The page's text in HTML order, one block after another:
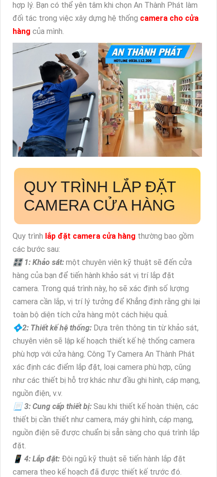
hợp lý. Bạn có thể yên tâm khi chọn An Thành Phát làm
đối tác trong việc xây dựng hệ thống camera cho cửa
hàng của mình.
QUY TRÌNH LẮP ĐẶT
CAMERA CỬA HÀNG
Quy trình lắp đặt camera cửa hàng thường bao gồm
các bước sau:
🎛 1: Khảo sát: một chuyên viên kỹ thuật sẽ đến cửa
hàng của bạn để tiến hành khảo sát vị trí lắp đặt
camera. Trong quá trình này, họ sẽ xác định số lượng
camera cần lắp, vị trí lý tưởng để Khẳng định rằng ghi lại
toàn bộ diện tích cửa hàng một cách hiệu quả.
💠2: Thiết kế hệ thống: Dựa trên thông tin từ khảo sát,
chuyên viên sẽ lập kế hoạch thiết kế hệ thống camera
phù hợp với cửa hàng. Công Ty Camera An Thành Phát
xác định các điểm lắp đặt, loại camera phù hợp, cũng
như các thiết bị hỗ trợ khác như đầu ghi hình, cáp mạng,
nguồn điện, v.v.
📃 3: Cung cấp thiết bị: Sau khi thiết kế hoàn thiện, các
thiết bị cần thiết như camera, máy ghi hình, cáp mạng,
nguồn điện sẽ được chuẩn bị sẵn sàng cho quá trình lắp
đặt.
📱 4: Lắp đặt: Đội ngũ kỹ thuật sẽ tiến hành lắp đặt
camera theo kế hoạch đã được thiết kế trước đó.